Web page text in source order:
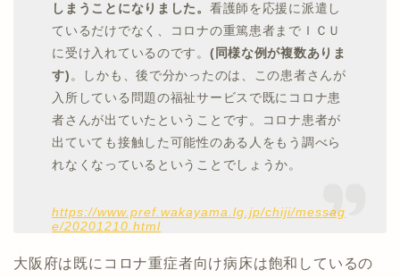
しまうことになりました。 看護師を応援に派遣し
ているだけでなく、コロナの重篤患者までＩＣＵ
に受け入れているのです。 (同様な例が複数ありま
す)。しかも、後で分かったのは、この患者さんが
入所している問題の福祉サービスで既にコロナ患
者さんが出ていたということです。コロナ患者が
出ていても接触した可能性のある人をもう調べら
れなくなっているということでしょうか。
https://www.pref.wakayama.lg.jp/chiji/messag
e/20201210.html
大阪府は既にコロナ重症者向け病床は飽和しているの